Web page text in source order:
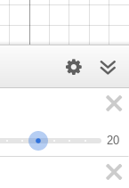
20